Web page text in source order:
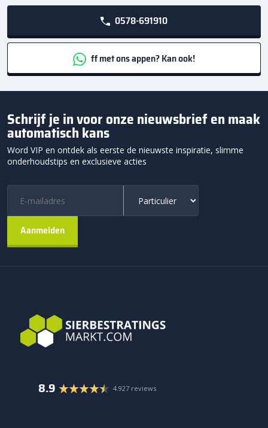
0578-691910
ff met ons appen? Kan ook!
Schrijf je in voor onze nieuwsbrief en maak
automatisch kans
Word VIP en ontdek als eerste de nieuwste inspiratie, slimme
onderhoudstips en exclusieve acties
8.9 4.927 reviews